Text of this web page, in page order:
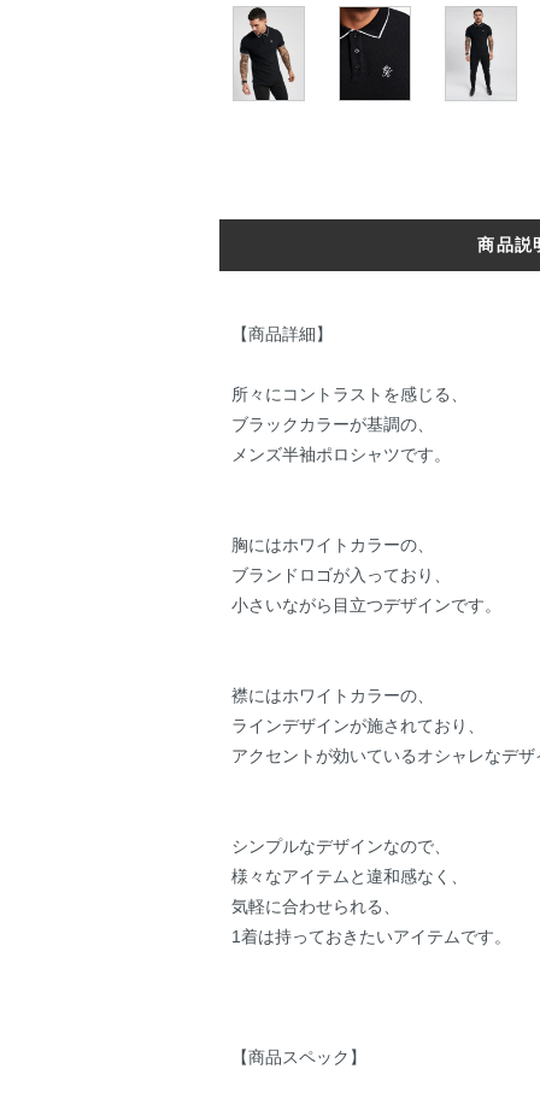
商品説
【商品詳細】
所々にコントラストを感じる、
ブラックカラーが基調の、
メンズ半袖ポロシャツです。
胸にはホワイトカラーの、
ブランドロゴが入っており、
小さいながら目立つデザインです。
襟にはホワイトカラーの、
ラインデザインが施されており、
アクセントが効いているオシャレなデ
シンプルなデザインなので、
様々なアイテムと違和感なく、
気軽に合わせられる、
1着は持っておきたいアイテムです。
【商品スペック】